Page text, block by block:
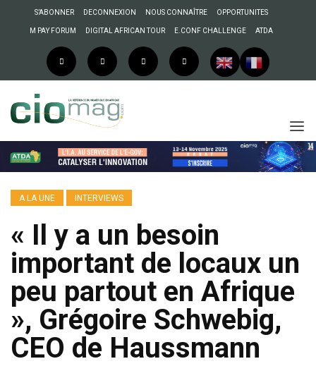
S’ABONNER DECONNEXION NOUS CONNAÎTRE OPPORTUNITES
M PAY FORUM DIGITAL AFRICAN TOUR E.CONF CHALLENGE ATDA
A LA UNE INTERVIEWS
« Il y a un besoin
important de locaux un
peu partout en Afrique
», Grégoire Schwebig,
CEO de Haussmann